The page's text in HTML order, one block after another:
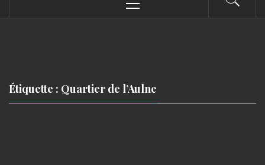
principal
Étiquette : Quartier de l’Aulne